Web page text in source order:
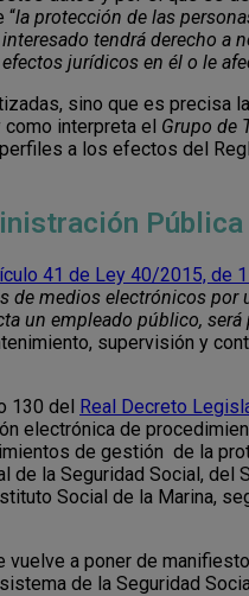
“la protección de las
tendrá derecho a
jurídicos en él o le
sino que es precisa
interpreta el Grupo de
a los efectos del
Pública
41 de Ley 40/2015, de
de medios electrónicos
un empleado público, será
supervisión y
130 del Real Decreto
electrónica de
de gestión de la
la Seguridad Social,
Social de la Marina,
a poner de
de la Seguridad